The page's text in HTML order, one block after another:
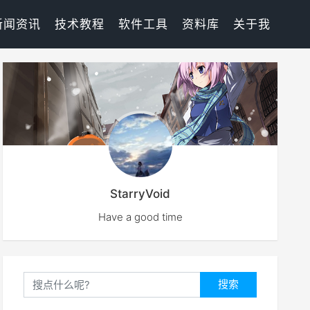
闻资讯 技术教程 软件工具 资料库 关于我
StarryVoid
Have a good time
搜索